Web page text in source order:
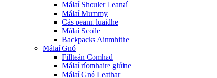
Málaí Shouler Leanaí
Málaí Mummy
Cás peann luaidhe
Málaí Scoile
Backpacks Ainmhithe
Málaí Gnó
Fillteán Comhad
Málaí ríomhaire glúine
Málaí Gnó Leathar